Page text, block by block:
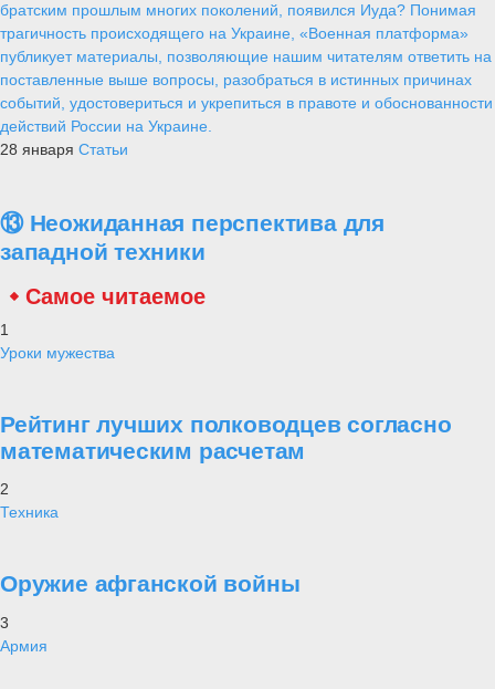
братским прошлым многих поколений, появился Иуда? Понимая
трагичность происходящего на Украине, «Военная платформа»
публикует материалы, позволяющие нашим читателям ответить на
поставленные выше вопросы, разобраться в истинных причинах
событий, удостовериться и укрепиться в правоте и обоснованности
действий России на Украине.
28 января Статьи
⑬ Неожиданная перспектива для
западной техники
Самое читаемое
1
Уроки мужества
Рейтинг лучших полководцев согласно
математическим расчетам
2
Техника
Оружие афганской войны
3
Армия